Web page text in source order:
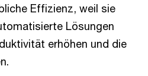
Effizienz, weil sie
Lösungen
erhöhen und die